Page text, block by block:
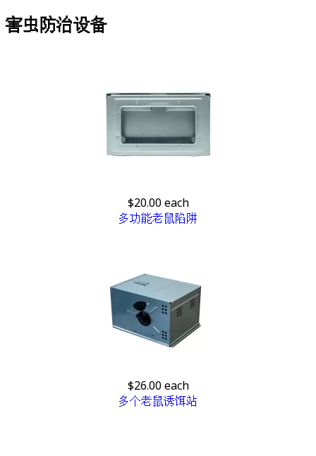
害虫防治设备
$20.00 each
多功能老鼠陷阱
$26.00 each
多个老鼠诱饵站